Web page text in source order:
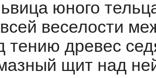
юного
веселости
тению древес
щит над